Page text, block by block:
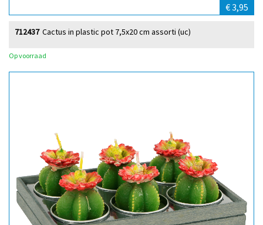
€ 3,95
Cactus in plastic pot 7,5x20 cm assorti (uc)
712437
Op voorraad